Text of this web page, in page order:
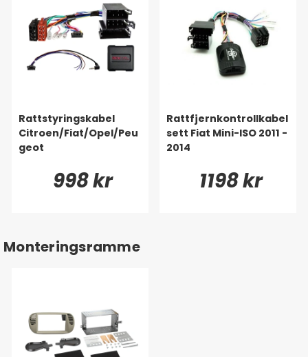
Rattstyringskabel
Citroen/Fiat/Opel/Peu
geot
998 kr
Rattfjernkontrollkabel
sett Fiat Mini-ISO 2011 -
2014
1198 kr
Monteringsramme